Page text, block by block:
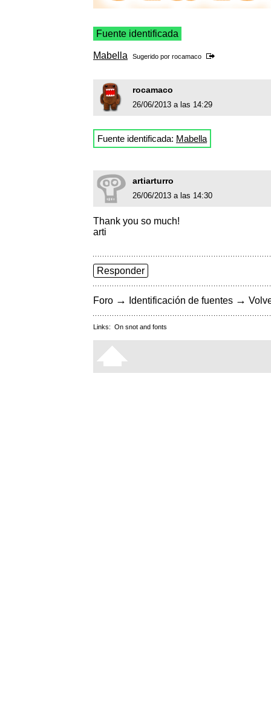
Fuente identificada
Mabella Sugerido por rocamaco
rocamaco
26/06/2013 a las 14:29
Fuente identificada: Mabella
artiarturro
26/06/2013 a las 14:30
Thank you so much!
arti
Responder
Foro → Identificación de fuentes →
Links: On snot and fonts